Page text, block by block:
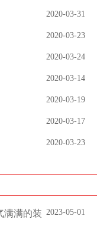
2020-03-31
2020-03-23
2020-03-24
2020-03-14
2020-03-19
2020-03-17
2020-03-23
2023-05-01
满满的装